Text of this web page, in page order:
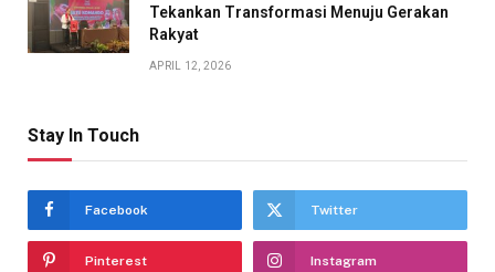
Tekankan Transformasi Menuju Gerakan
Rakyat
APRIL 12, 2026
Stay In Touch
Facebook Twitter
Pinterest Instagram